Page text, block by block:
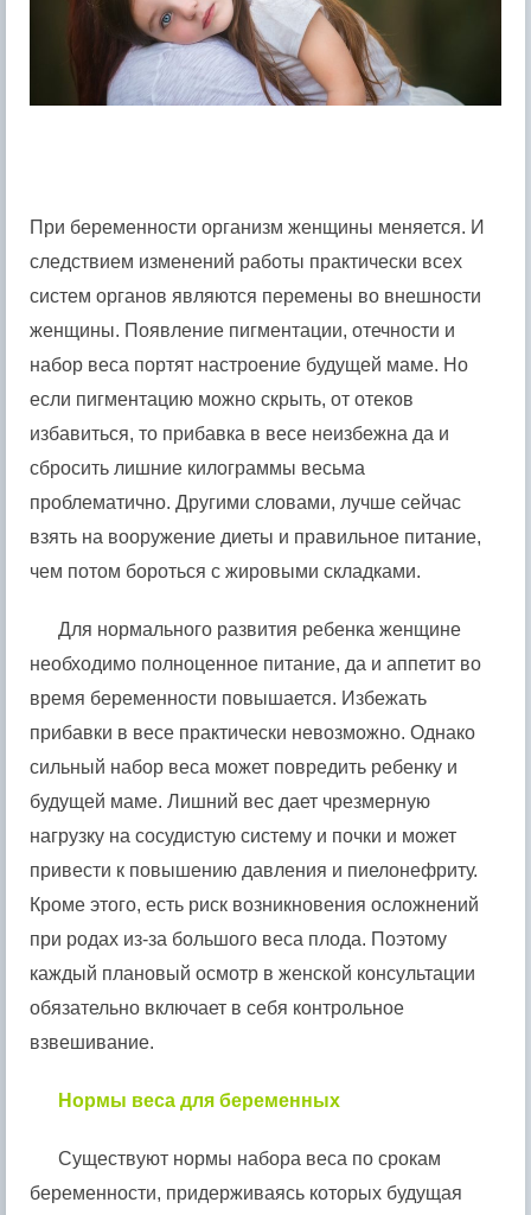
При беременности организм женщины меняется. И
следствием изменений работы практически всех
систем органов являются перемены во внешности
женщины. Появление пигментации, отечности и
набор веса портят настроение будущей маме. Но
если пигментацию можно скрыть, от отеков
избавиться, то прибавка в весе неизбежна да и
сбросить лишние килограммы весьма
проблематично. Другими словами, лучше сейчас
взять на вооружение диеты и правильное питание,
чем потом бороться с жировыми складками.
Для нормального развития ребенка женщине
необходимо полноценное питание, да и аппетит во
время беременности повышается. Избежать
прибавки в весе практически невозможно. Однако
сильный набор веса может повредить ребенку и
будущей маме. Лишний вес дает чрезмерную
нагрузку на сосудистую систему и почки и может
привести к повышению давления и пиелонефриту.
Кроме этого, есть риск возникновения осложнений
при родах из-за большого веса плода. Поэтому
каждый плановый осмотр в женской консультации
обязательно включает в себя контрольное
взвешивание.
Нормы веса для беременных
Существуют нормы набора веса по срокам
беременности, придерживаясь которых будущая